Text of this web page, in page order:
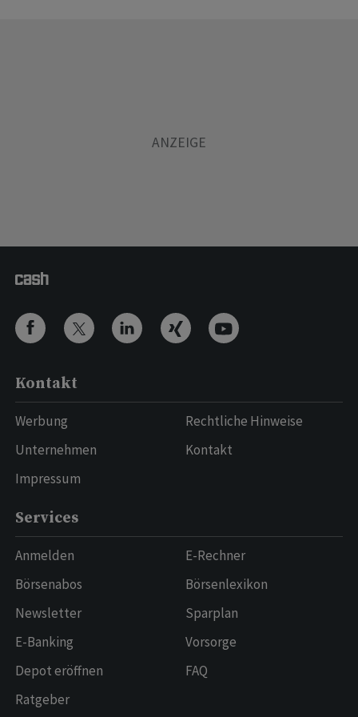
Kontakt
Werbung
Unternehmen
Impressum
Rechtliche Hinweise
Kontakt
Services
Anmelden
Börsenabos
Newsletter
E-Banking
Depot eröffnen
Ratgeber
E-Rechner
Börsenlexikon
Sparplan
Vorsorge
FAQ